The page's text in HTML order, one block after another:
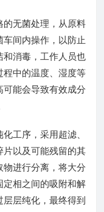
无菌处理，从原料
间内操作，以防止
消毒，工作人员也
程中的温度、湿度等
能会导致有效成分
工序，采用超滤、
片以及可能残留的其
进行分离，将大分
相之间的吸附和解
层纯化，最终得到